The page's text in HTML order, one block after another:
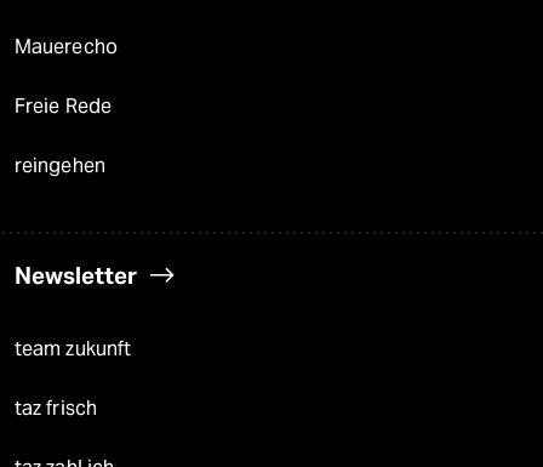
Mauerecho
Freie Rede
reingehen
Newsletter
team zukunft
taz frisch